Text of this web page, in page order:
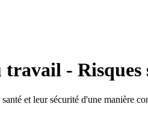
-
et leur sécurité d'une manière